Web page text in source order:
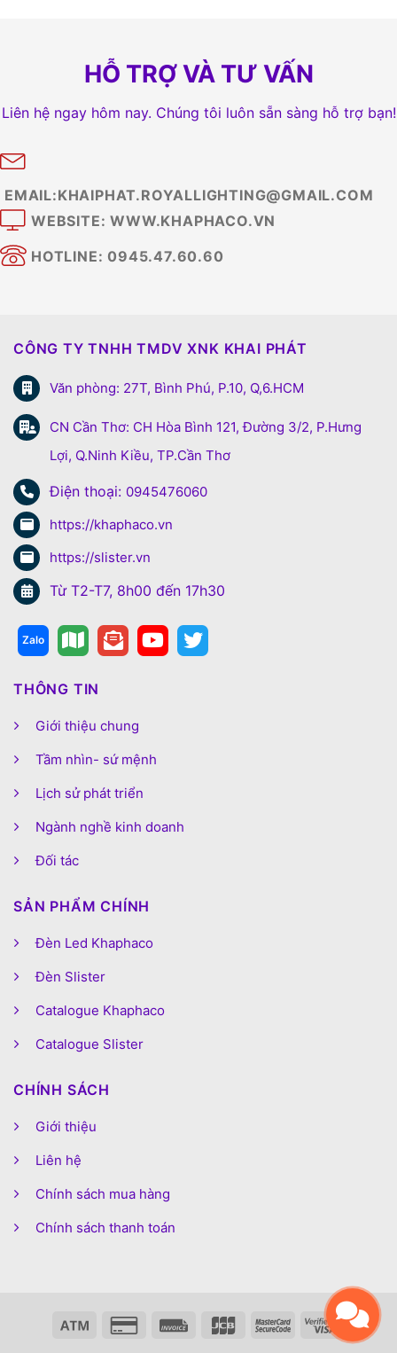
HỖ TRỢ VÀ TƯ VẤN
Liên hệ ngay hôm nay. Chúng tôi luôn sẵn sàng hỗ trợ bạn!
EMAIL:KHAIPHAT.ROYALLIGHTING@GMAIL.COM
WEBSITE: WWW.KHAPHACO.VN
HOTLINE: 0945.47.60.60
CÔNG TY TNHH TMDV XNK KHAI PHÁT
Văn phòng: 27T, Bình Phú, P.10, Q,6.HCM
CN Cần Thơ: CH Hòa Bình 121, Đường 3/2, P.Hưng
Lợi, Q.Ninh Kiều, TP.Cần Thơ
Điện thoại: 0945476060
https://khaphaco.vn
https://slister.vn
Từ T2-T7, 8h00 đến 17h30
THÔNG TIN
Giới thiệu chung
Tầm nhìn- sứ mệnh
Lịch sử phát triển
Ngành nghề kinh doanh
Đối tác
SẢN PHẨM CHÍNH
Đèn Led Khaphaco
Đèn Slister
Catalogue Khaphaco
Catalogue Slister
CHÍNH SÁCH
Giới thiệu
Liên hệ
Chính sách mua hàng
Chính sách thanh toán